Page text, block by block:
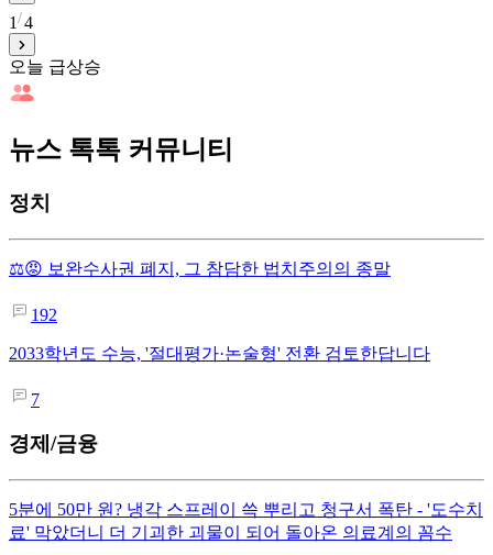
1 4
오늘 급상승
뉴스 톡톡 커뮤니티
정치
⚖️😡 보완수사권 폐지, 그 참담한 법치주의의 종말
192
2033학년도 수능, '절대평가·논술형' 전환 검토한답니다
7
경제/금융
5분에 50만 원? 냉각 스프레이 쓱 뿌리고 청구서 폭탄 - '도수치
료' 막았더니 더 기괴한 괴물이 되어 돌아온 의료계의 꼼수